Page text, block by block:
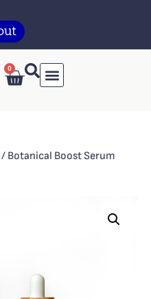
0
/ Botanical Boost Serum